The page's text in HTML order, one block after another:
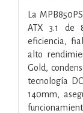
La
ATX 3.1 de
eficiencia,
alto
Gold,
tecnología
140mm,